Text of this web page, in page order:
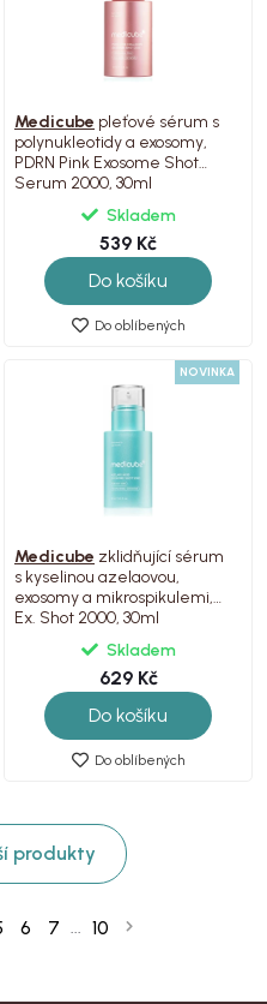
Medicube pleťové sérum s
polynukleotidy a exosomy,
PDRN Pink Exosome Shot
Serum 2000, 30ml
Skladem
539 Kč
Do košíku
Do oblíbených
NOVINKA
Medicube zklidňující sérum
s kyselinou azelaovou,
exosomy a mikrospikulemi,
Ex. Shot 2000, 30ml
Skladem
629 Kč
Do košíku
Do oblíbených
produkty
6 7 ... 10